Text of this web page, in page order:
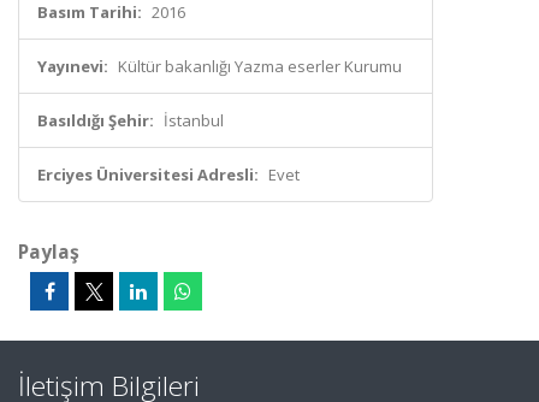
Basım Tarihi: 2016
Yayınevi: Kültür bakanlığı Yazma eserler Kurumu
Basıldığı Şehir: İstanbul
Erciyes Üniversitesi Adresli: Evet
Paylaş
İletişim Bilgileri